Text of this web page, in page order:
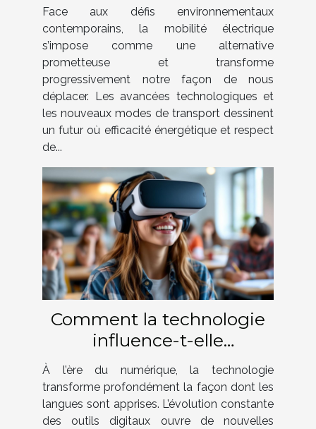
Face aux défis environnementaux
contemporains, la mobilité électrique
s’impose comme une alternative
prometteuse et transforme
progressivement notre façon de nous
déplacer. Les avancées technologiques et
les nouveaux modes de transport dessinent
un futur où efficacité énergétique et respect
de...
Comment la technologie
influence-t-elle
l'apprentissage des
langues ?
À l’ère du numérique, la technologie
transforme profondément la façon dont les
langues sont apprises. L’évolution constante
des outils digitaux ouvre de nouvelles